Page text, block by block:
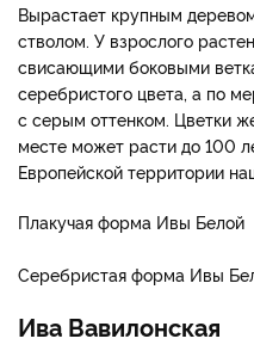
Вырастает крупным
стволом. У взрослого
свисающими боковыми
серебристого цвета, а по
с серым оттенком. Цветки
месте может расти до 100
Европейской территории
Плакучая форма Ивы Белой
Серебристая форма Ивы
Ива Вавилонская